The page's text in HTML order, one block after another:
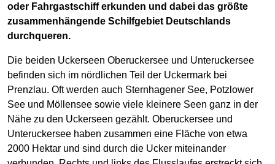
oder Fahrgastschiff erkunden und dabei das größte
zusammenhängende Schilfgebiet Deutschlands
durchqueren.
Die beiden Uckerseen Oberuckersee und Unteruckersee
befinden sich im nördlichen Teil der Uckermark bei
Prenzlau. Oft werden auch Sternhagener See, Potzlower
See und Möllensee sowie viele kleinere Seen ganz in der
Nähe zu den Uckerseen gezählt. Oberuckersee und
Unteruckersee haben zusammen eine Fläche von etwa
2000 Hektar und sind durch die Ucker miteinander